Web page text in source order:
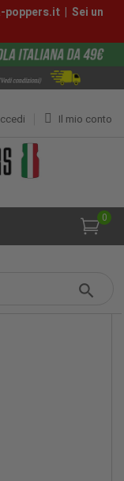
poppers.it| Sei un
Il mio conto
0